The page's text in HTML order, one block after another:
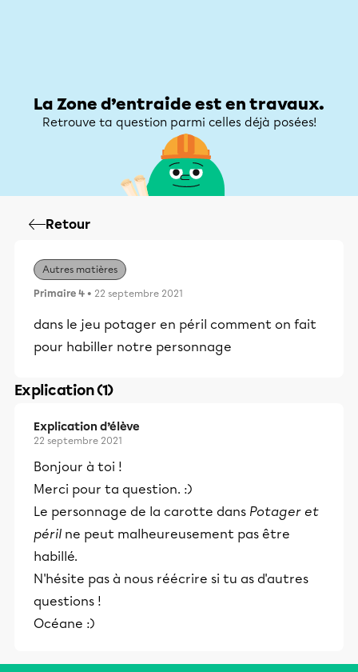
La Zone d’entraide est en travaux.
Retrouve ta question parmi celles déjà posées!
Retour
Autres matières
Primaire 4 • 22 septembre 2021
dans le jeu potager en péril comment on fait
pour habiller notre personnage
Explication (1)
Explication d’élève
22 septembre 2021
Bonjour à toi !
Merci pour ta question. :)
Le personnage de la carotte dans Potager et
péril ne peut malheureusement pas être
habillé.
N'hésite pas à nous réécrire si tu as d'autres
questions !
Océane :)